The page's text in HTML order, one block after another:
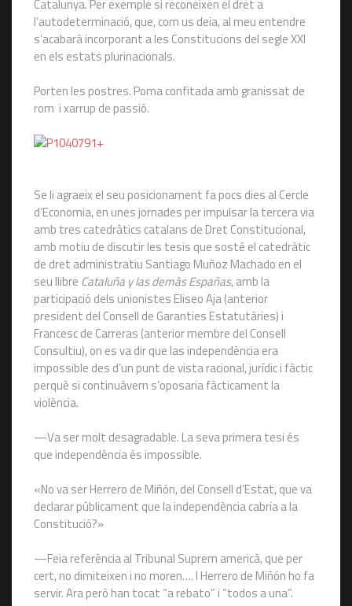
Catalunya. Per exemple si reconeixen el dret a
l’autodeterminació, que, com us deia, al meu entendre
s’acabarà incorporant a les Constitucions del segle XXI
en els estats plurinacionals.
Porten les postres. Poma confitada amb granissat de
rom i xarrup de passió.
Se li agraeix el seu posicionament fa pocs dies al Cercle
d’Economia, en unes jornades per impulsar la tercera via
amb tres catedràtics catalans de Dret Constitucional,
amb motiu de discutir les tesis que sosté el catedràtic
de dret administratiu Santiago Muñoz Machado en el
seu llibre Cataluña y las demàs Españas, amb la
participació dels unionistes Eliseo Aja (anterior
president del Consell de Garanties Estatutàries) i
Francesc de Carreras (anterior membre del Consell
Consultiu), on es va dir que las independència era
impossible des d’un punt de vista racional, jurídic i fàctic
perquè si continuàvem s’oposaria fàcticament la
violència.
—Va ser molt desagradable. La seva primera tesi és
que independència és impossible.
«No va ser Herrero de Miñón, del Consell d’Estat, que va
declarar públicament que la independència cabria a la
Constitució?»
—Feia referència al Tribunal Suprem americà, que per
cert, no dimiteixen i no moren…. I Herrero de Miñón ho fa
servir. Ara però han tocat “a rebato” i “todos a una”.